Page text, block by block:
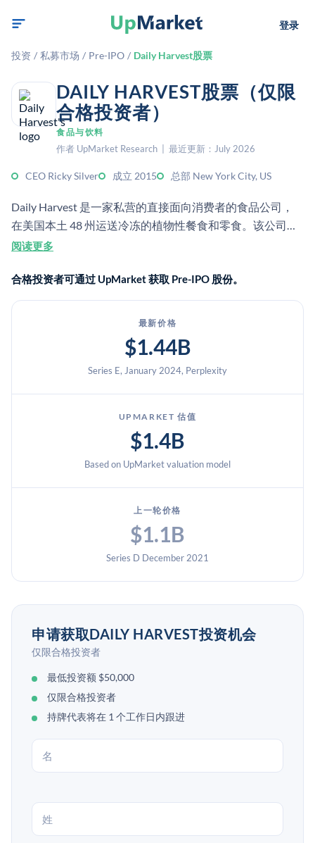
登录
投资 / 私募市场 / Pre-IPO / Daily Harvest股票
DAILY HARVEST股票（仅限
合格投资者）
食品与饮料
作者 UpMarket Research | 最近更新：July 2026
CEO Ricky Silver 成立 2015 总部 New York City, US
Daily Harvest 是一家私营的直接面向消费者的食品公司，
在美国本土 48 州运送冷冻的植物性餐食和零食。该公司成
立于 2015 年，总部位于纽约市。
阅读更多
合格投资者可通过 UpMarket 获取 Pre-IPO 股份。
最新价格
$1.44B
Series E, January 2024, Perplexity
UPMARKET 估值
$1.4B
Based on UpMarket valuation model
上一轮价格
$1.1B
Series D December 2021
申请获取DAILY HARVEST投资机会
仅限合格投资者
最低投资额 $50,000
仅限合格投资者
持牌代表将在 1 个工作日内跟进